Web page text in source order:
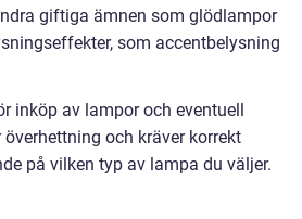
giftiga ämnen som glödlampor
som accentbelysning
inköp av lampor och eventuell
och kräver korrekt
på vilken typ av lampa du väljer.